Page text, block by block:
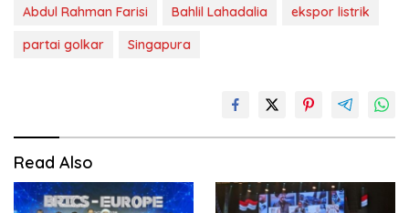
Abdul Rahman Farisi Bahlil Lahadalia
ekspor listrik
partai golkar
Singapura
Read Also